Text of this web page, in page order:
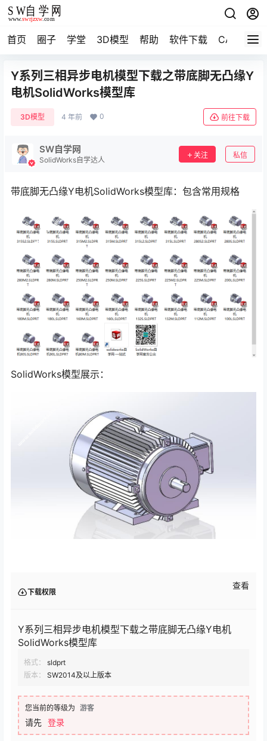
首页 圈子 学堂 3D模型 帮助 软件下载 CAD资料
Y系列三相异步电机模型下载之带底脚无凸缘Y
电机SolidWorks模型库
3D模型 4 年前 0 前往下载
SW自学网
SolidWorks自学达人
关注 私信
带底脚无凸缘Y电机SolidWorks模型库：包含常用规格
SolidWorks模型展示：
下载权限
查看
Y系列三相异步电机模型下载之带底脚无凸缘Y电机
SolidWorks模型库
格式：
sldprt
版本：
SW2014及以上版本
您当前的等级为 游客
请先 登录